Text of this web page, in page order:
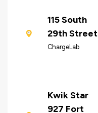
115 South
29th Street
ChargeLab
Kwik Star
927 Fort